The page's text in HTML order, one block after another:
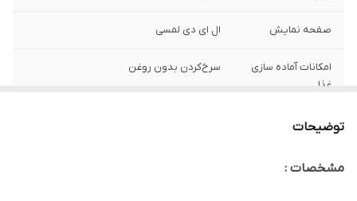
صفحه نمایش ال ای دی لمسی
امکانات آماده سازی
غذا
سرخ‌کردن بدون روغن
توضیحات
مشخصات :